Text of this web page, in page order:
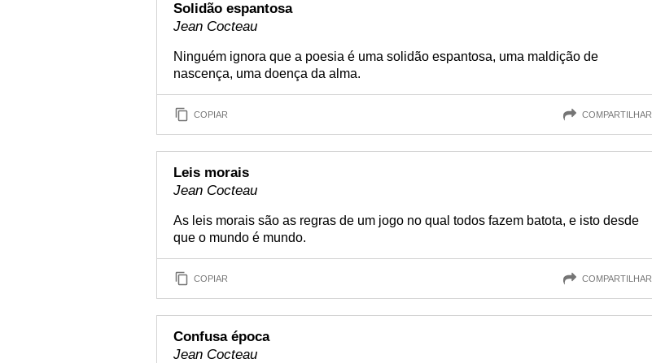
Solidão espantosa
Jean Cocteau
Ninguém ignora que a poesia é uma solidão espantosa, uma maldição de
nascença, uma doença da alma.
COPIAR COMPARTILHAR
Leis morais
Jean Cocteau
As leis morais são as regras de um jogo no qual todos fazem batota, e isto desde
que o mundo é mundo.
COPIAR COMPARTILHAR
Confusa época
Jean Cocteau